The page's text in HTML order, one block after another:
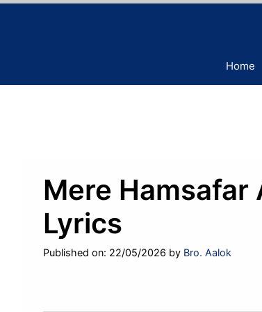
Home
Mere Hamsafar
Lyrics
Published on: 22/05/2026 by Bro. Aalok